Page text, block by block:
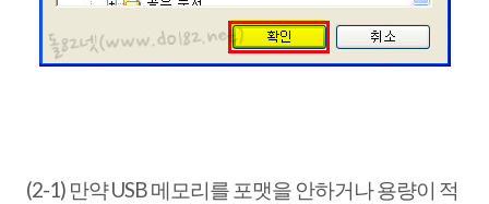
(2-1) 만약 USB 메모리를 포맷을 안하거나 용량이 적